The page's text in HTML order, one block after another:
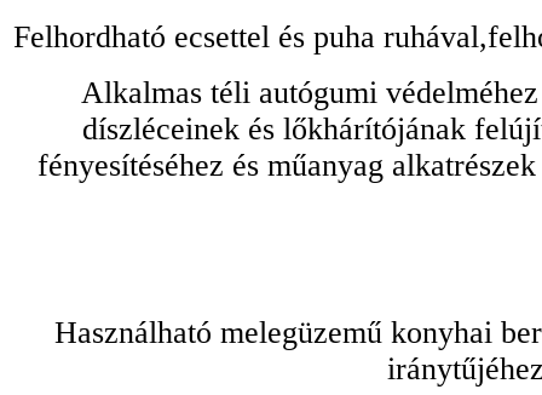
Felhordható ecsettel és puha
Alkalmas téli autógumi
díszléceinek és lőkhárítójának
fényesítéséhez és műanyag
Használható melegüzemű konyhai